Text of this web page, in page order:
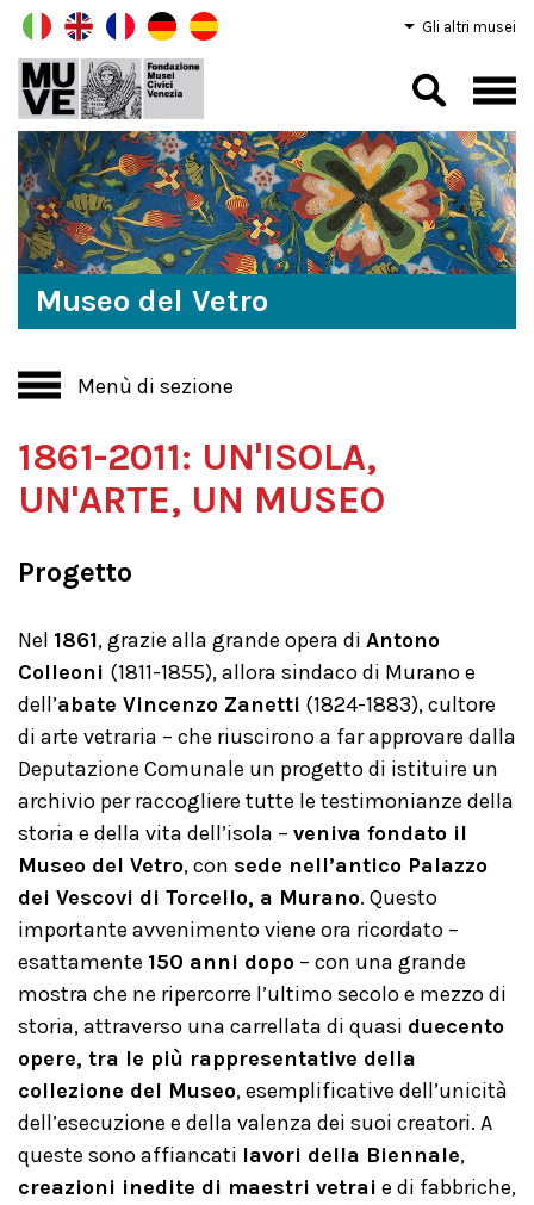
Gli altri musei
Museo del Vetro
Menù di sezione
1861-2011: UN'ISOLA,
UN'ARTE, UN MUSEO
Progetto
Nel 1861, grazie alla grande opera di Antono
Colleoni (1811-1855), allora sindaco di Murano e
dell’abate Vincenzo Zanetti (1824-1883), cultore
di arte vetraria – che riuscirono a far approvare dalla
Deputazione Comunale un progetto di istituire un
archivio per raccogliere tutte le testimonianze della
storia e della vita dell’isola – veniva fondato il
Museo del Vetro, con sede nell’antico Palazzo
dei Vescovi di Torcello, a Murano. Questo
importante avvenimento viene ora ricordato –
esattamente 150 anni dopo – con una grande
mostra che ne ripercorre l’ultimo secolo e mezzo di
storia, attraverso una carrellata di quasi duecento
opere, tra le più rappresentative della
collezione del Museo, esemplificative dell’unicità
dell’esecuzione e della valenza dei suoi creatori. A
queste sono affiancati lavori della Biennale,
creazioni inedite di maestri vetrai e di fabbriche,